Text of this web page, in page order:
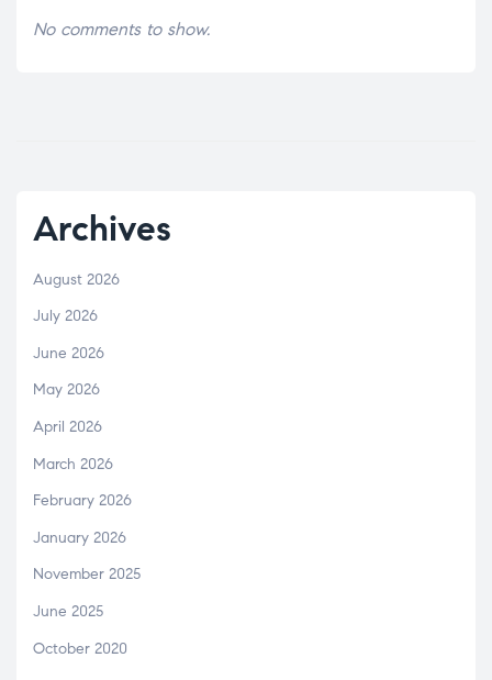
No comments to show.
Archives
August 2026
July 2026
June 2026
May 2026
April 2026
March 2026
February 2026
January 2026
November 2025
June 2025
October 2020